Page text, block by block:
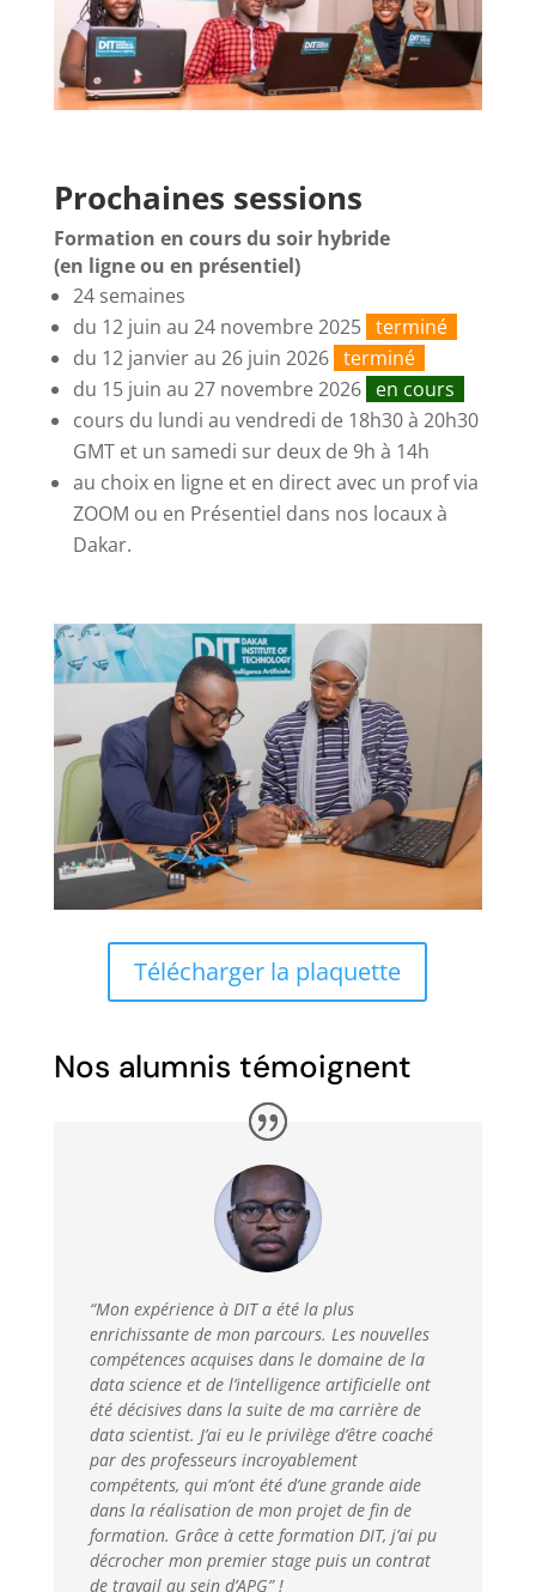
Prochaines sessions
Formation en cours du soir hybride
(en ligne ou en présentiel)
24 semaines
du 12 juin au 24 novembre 2025 terminé
du 12 janvier au 26 juin 2026 terminé
du 15 juin au 27 novembre 2026 en cours
cours du lundi au vendredi de 18h30 à 20h30
GMT et un samedi sur deux de 9h à 14h
au choix en ligne et en direct avec un prof via
ZOOM ou en Présentiel dans nos locaux à
Dakar.
Télécharger la plaquette
Nos alumnis témoignent
“Mon expérience à DIT a été la plus
enrichissante de mon parcours. Les nouvelles
compétences acquises dans le domaine de la
data science et de l’intelligence artificielle ont
été décisives dans la suite de ma carrière de
data scientist. J’ai eu le privilège d’être coaché
par des professeurs incroyablement
compétents, quim’ont été d’une grande aide
dans la réalisation de mon projet de fin de
formation. Grâce à cette formation DIT, j’ai pu
décrocher mon premier stage puis un contrat
de travail au sein d’APG” !